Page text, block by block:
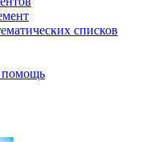
списков
помощь